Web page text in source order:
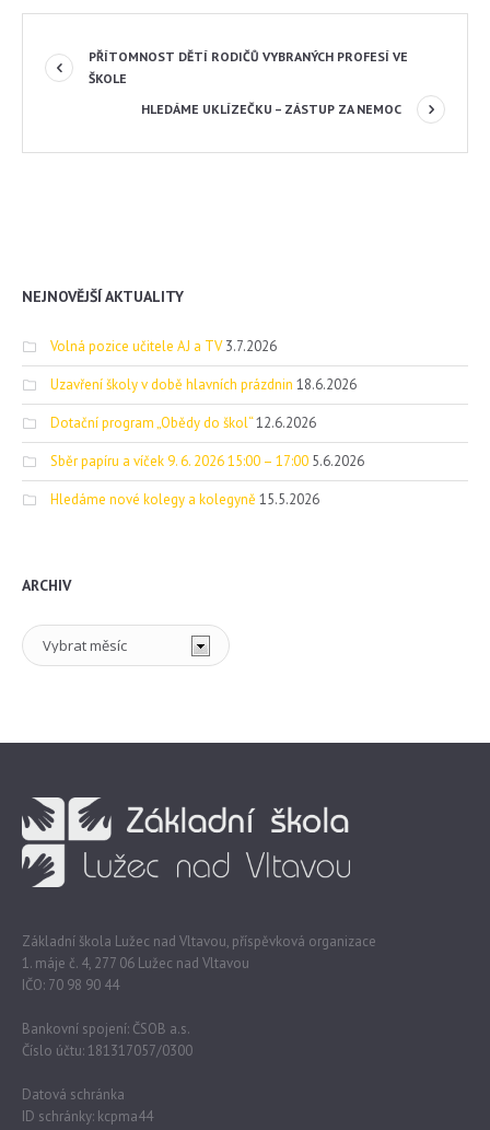
PŘÍTOMNOST DĚTÍ RODIČŮ VYBRANÝCH PROFESÍ VE
ŠKOLE
HLEDÁME UKLÍZEČKU – ZÁSTUP ZA NEMOC
NEJNOVĚJŠÍ AKTUALITY
Volná pozice učitele AJ a TV 3.7.2026
Uzavření školy v době hlavních prázdnin 18.6.2026
Dotační program „Obědy do škol“12.6.2026
Sběr papíru a víček 9. 6. 2026 15:00 – 17:00 5.6.2026
Hledáme nové kolegy a kolegyně 15.5.2026
ARCHIV
Archiv
Základní škola Lužec nad Vltavou, příspěvková organizace
1. máje č. 4, 277 06 Lužec nad Vltavou
IČO: 70 98 90 44
Bankovní spojení: ČSOB a.s.
Číslo účtu: 181317057/0300
Datová schránka
ID schránky: kcpma44